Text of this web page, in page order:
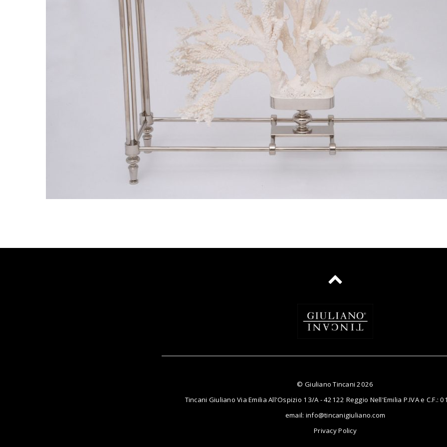
© Giuliano Tincani 2026
Tincani Giuliano Via Emilia All'Ospizio 13/A - 42122 Reggio Nell'Emilia P.IVA e C.F.:
email: info@tincanigiuliano.com
Privacy Policy